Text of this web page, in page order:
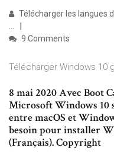
Télécharger les langues
...
9 Comments
Télécharger Windows 10
8 mai 2020 Avec Boot
Microsoft Windows 10
entre macOS et
besoin pour installer
(Français). Copyright